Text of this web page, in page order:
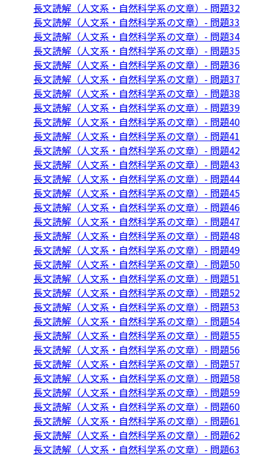
長文読解（人文系・自然科学系の文章）- 問題32
長文読解（人文系・自然科学系の文章）- 問題33
長文読解（人文系・自然科学系の文章）- 問題34
長文読解（人文系・自然科学系の文章）- 問題35
長文読解（人文系・自然科学系の文章）- 問題36
長文読解（人文系・自然科学系の文章）- 問題37
長文読解（人文系・自然科学系の文章）- 問題38
長文読解（人文系・自然科学系の文章）- 問題39
長文読解（人文系・自然科学系の文章）- 問題40
長文読解（人文系・自然科学系の文章）- 問題41
長文読解（人文系・自然科学系の文章）- 問題42
長文読解（人文系・自然科学系の文章）- 問題43
長文読解（人文系・自然科学系の文章）- 問題44
長文読解（人文系・自然科学系の文章）- 問題45
長文読解（人文系・自然科学系の文章）- 問題46
長文読解（人文系・自然科学系の文章）- 問題47
長文読解（人文系・自然科学系の文章）- 問題48
長文読解（人文系・自然科学系の文章）- 問題49
長文読解（人文系・自然科学系の文章）- 問題50
長文読解（人文系・自然科学系の文章）- 問題51
長文読解（人文系・自然科学系の文章）- 問題52
長文読解（人文系・自然科学系の文章）- 問題53
長文読解（人文系・自然科学系の文章）- 問題54
長文読解（人文系・自然科学系の文章）- 問題55
長文読解（人文系・自然科学系の文章）- 問題56
長文読解（人文系・自然科学系の文章）- 問題57
長文読解（人文系・自然科学系の文章）- 問題58
長文読解（人文系・自然科学系の文章）- 問題59
長文読解（人文系・自然科学系の文章）- 問題60
長文読解（人文系・自然科学系の文章）- 問題61
長文読解（人文系・自然科学系の文章）- 問題62
長文読解（人文系・自然科学系の文章）- 問題63